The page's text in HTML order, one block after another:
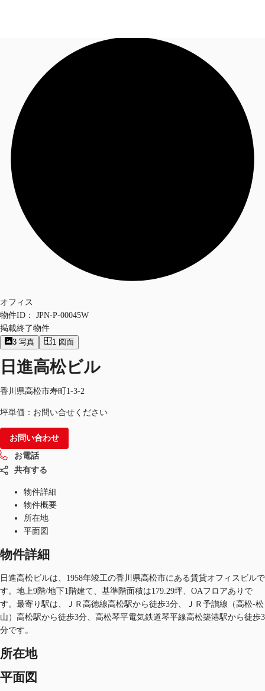
オフィス・事務所
倉庫・物流センター
お電話
オフィス
物件ID：
JPN-P-00045W
掲載終了物件
3 写真 1 図面
日進高松ビル
香川県高松市寿町1-3-2
坪単価：お問い合せください
お問い合わせ
お電話
共有する
物件詳細
物件概要
所在地
平面図
物件詳細
日進高松ビルは、1958年竣工の香川県高松市にある賃貸オフィスビルで
す。地上9階/地下1階建て、基準階面積は179.29坪、OAフロアありで
す。最寄り駅は、ＪＲ高徳線高松駅から徒歩3分、ＪＲ予讃線（高松-松
山）高松駅から徒歩3分、高松琴平電気鉄道琴平線高松築港駅から徒歩3
分です。
所在地
平面図